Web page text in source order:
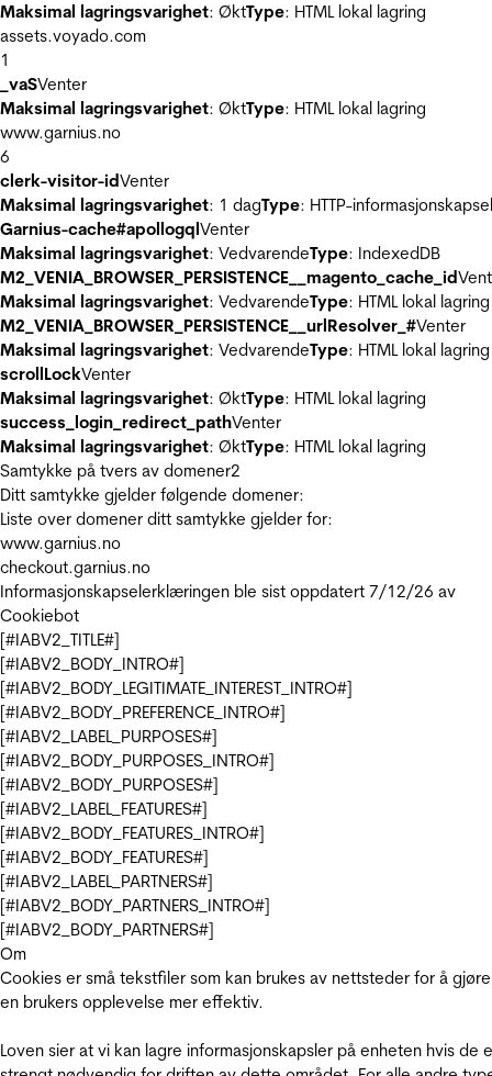
Maksimal lagringsvarighet: ØktType: HTML lokal lagring
assets.voyado.com
1
_vaSVenter
Maksimal lagringsvarighet: ØktType: HTML lokal lagring
www.garnius.no
6
clerk-visitor-idVenter
Maksimal lagringsvarighet: 1 dagType: HTTP-informasjonskapsel
Garnius-cache#apollogqlVenter
Maksimal lagringsvarighet: VedvarendeType: IndexedDB
M2_VENIA_BROWSER_PERSISTENCE__magento_cache_id
Maksimal lagringsvarighet: VedvarendeType: HTML lokal lagring
M2_VENIA_BROWSER_PERSISTENCE__urlResolver_#Venter
Maksimal lagringsvarighet: VedvarendeType: HTML lokal lagring
scrollLockVenter
Maksimal lagringsvarighet: ØktType: HTML lokal lagring
success_login_redirect_pathVenter
Maksimal lagringsvarighet: ØktType: HTML lokal lagring
Samtykke på tvers av domener2
Ditt samtykke gjelder følgende domener:
Liste over domener ditt samtykke gjelder for:
www.garnius.no
checkout.garnius.no
Informasjonskapselerklæringen ble sist oppdatert 7/12/26 av
Cookiebot
[#IABV2_TITLE#]
[#IABV2_BODY_INTRO#]
[#IABV2_BODY_LEGITIMATE_INTEREST_INTRO#]
[#IABV2_BODY_PREFERENCE_INTRO#]
[#IABV2_LABEL_PURPOSES#]
[#IABV2_BODY_PURPOSES_INTRO#]
[#IABV2_BODY_PURPOSES#]
[#IABV2_LABEL_FEATURES#]
[#IABV2_BODY_FEATURES_INTRO#]
[#IABV2_BODY_FEATURES#]
[#IABV2_LABEL_PARTNERS#]
[#IABV2_BODY_PARTNERS_INTRO#]
[#IABV2_BODY_PARTNERS#]
Om
Cookies er små tekstfiler som kan brukes av nettsteder for å gjøre
en brukers opplevelse mer effektiv.
Loven sier at vi kan lagre informasjonskapsler på enheten hvis de